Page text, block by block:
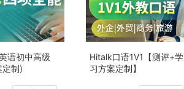
语初中高级
定制)
Hitalk口语1V1【测评+学
习方案定制】